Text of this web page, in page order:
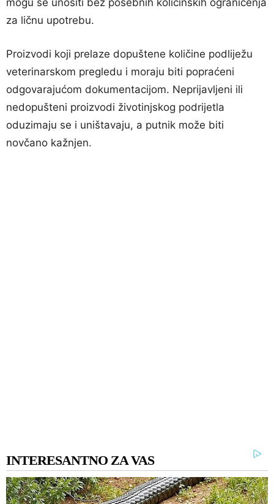
za ličnu upotrebu.
Proizvodi koji prelaze dopuštene količine podliježu
veterinarskom pregledu i moraju biti popraćeni
odgovarajućom dokumentacijom. Neprijavljeni ili
nedopušteni proizvodi životinjskog podrijetla
oduzimaju se i uništavaju, a putnik može biti
novčano kažnjen.